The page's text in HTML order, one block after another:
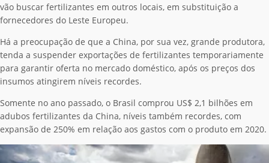
vão buscar fertilizantes em outros locais, em substituição a
fornecedores do Leste Europeu.
Há a preocupação de que a China, por sua vez, grande produtora,
tenda a suspender exportações de fertilizantes temporariamente
para garantir oferta no mercado doméstico, após os preços dos
insumos atingirem níveis recordes.
Somente no ano passado, o Brasil comprou US$ 2,1 bilhões em
adubos fertilizantes da China, níveis também recordes, com
expansão de 250% em relação aos gastos com o produto em 2020.